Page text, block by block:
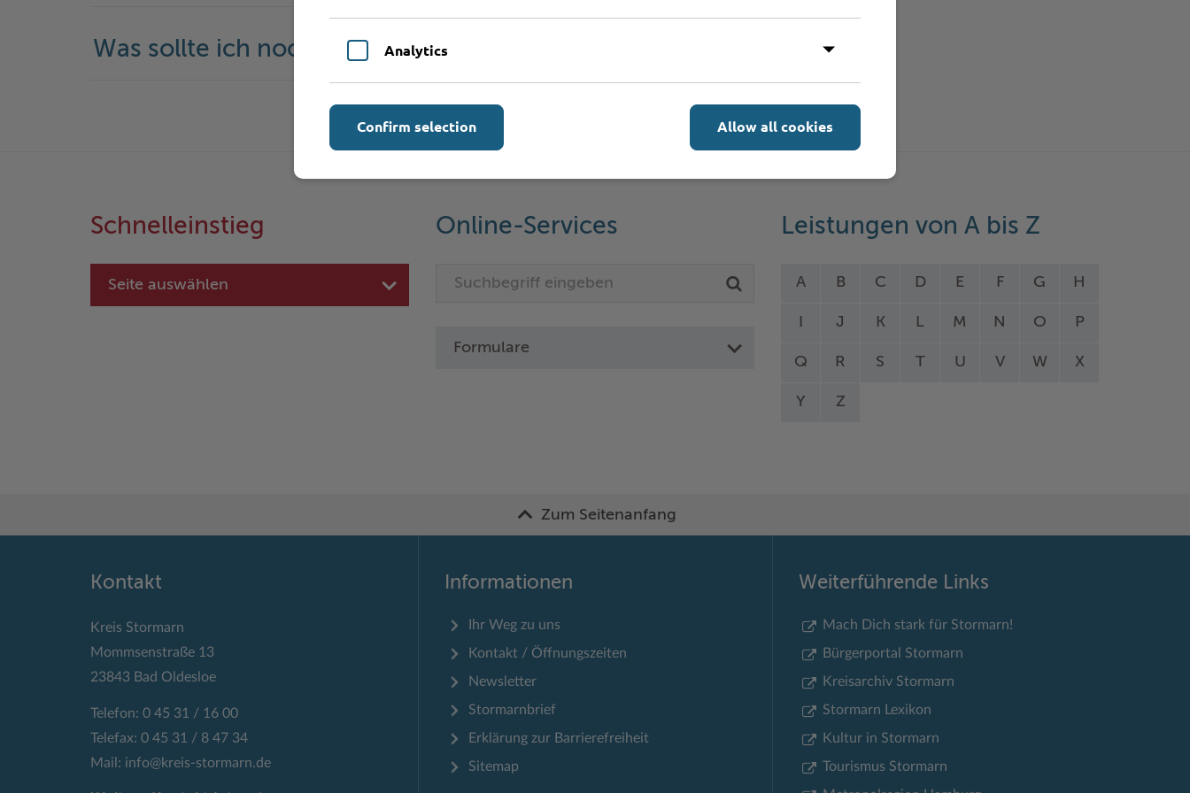
Was sollte ich noch wissen?
Schnelleinstieg
Seite auswählen
Online-Services
Formulare
Leistungen von A bis Z
A B C D E F G H
J K L M N O P
Q R S T U V W X
Y Z
Zum Seitenanfang
Kontakt
Kreis Stormarn
Mommsenstraße 13
23843 Bad Oldesloe
Telefon: 0 45 31 / 16 00
Telefax: 0 45 31 / 8 47 34
Mail: info@kreis-stormarn.de
Informationen
Ihr Weg zu uns
Kontakt / Öffnungszeiten
Newsletter
Stormarnbrief
Erklärung zur Barrierefreiheit
Sitemap
Weiterführende Links
Mach Dich stark für Stormarn!
Bürgerportal Stormarn
Kreisarchiv Stormarn
Stormarn Lexikon
Kultur in Stormarn
Tourismus Stormarn
Analytics
Allow all cookies
Confirm selection